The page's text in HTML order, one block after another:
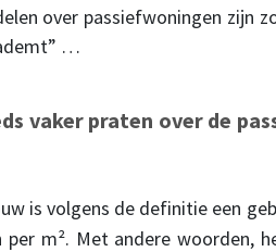
over passiefwoningen zijn
…
vaker praten over de
is volgens de definitie een
per m². Met andere woorden,